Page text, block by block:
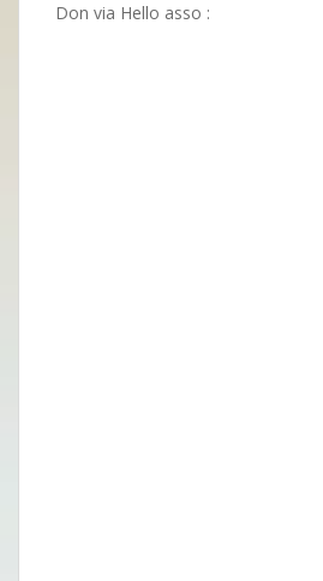
Don via Hello asso :